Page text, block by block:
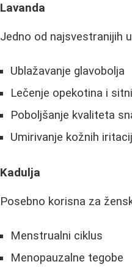
Lavanda
Jedno od najsvestranijih
Ublažavanje glavobolja
Lečenje opekotina i
Poboljšanje kvaliteta
Umirivanje kožnih
Kadulja
Posebno korisna za
Menstrualni ciklus
Menopauzalne tegobe